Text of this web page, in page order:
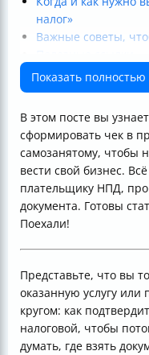
налог»
Важные советы,
Показать полностью
В этом посте вы
сформировать чек в
самозанятому, чтобы
вести свой бизнес.
плательщику НПД,
документа. Готовы
Поехали!
Представьте, что вы
оказанную услугу
кругом: как
налоговой, чтобы
думать, где взять